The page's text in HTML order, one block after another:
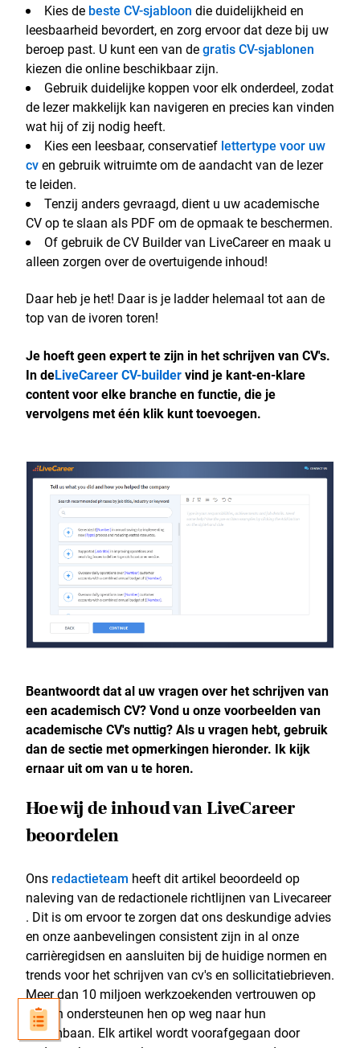
Kies de beste CV-sjabloon die duidelijkheid en
leesbaarheid bevordert, en zorg ervoor dat deze bij uw
beroep past. U kunt een van degratis CV-sjablonen
kiezen die online beschikbaar zijn.
Gebruik duidelijke koppen voor elk onderdeel, zodat
de lezer makkelijk kan navigeren en precies kan vinden
wat hij of zij nodig heeft.
Kies een leesbaar, conservatief lettertype voor uw
cven gebruik witruimte om de aandacht van de lezer
te leiden.
Tenzij anders gevraagd, dient u uw academische
CV op te slaan als PDF om de opmaak te beschermen.
Of gebruik de CV Builder van LiveCareer en maak u
alleen zorgen over de overtuigende inhoud!
Daar heb je het! Daar is je ladder helemaal tot aan de
top van de ivoren toren!
Je hoeft geen expert te zijn in het schrijven van CV's.
In deLiveCareer CV-buildervind je kant-en-klare
content voor elke branche en functie, die je
vervolgens met één klik kunt toevoegen.
Beantwoordt dat al uw vragen over het schrijven van
een academisch CV? Vond u onze voorbeelden van
academische CV's nuttig? Als u vragen hebt, gebruik
dan de sectie met opmerkingen hieronder. Ik kijk
ernaar uit om van u te horen.
Hoe wij de inhoud van LiveCareer
beoordelen
Ons redactieteam heeft dit artikel beoordeeld op
naleving van de redactionele richtlijnen van Livecareer
. Dit is om ervoor te zorgen dat ons deskundige advies
en onze aanbevelingen consistent zijn in al onze
carrièregidsen en aansluiten bij de huidige normen en
trends voor het schrijven van cv's en sollicitatiebrieven.
Meer dan 10 miljoen werkzoekenden vertrouwen op
ons en ondersteunen hen op weg naar hun
droombaan. Elk artikel wordt voorafgegaan door